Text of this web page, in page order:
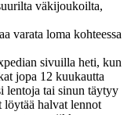
väkijoukoilta,
varata loma kohteessa
sivuilla heti, kun
jopa 12 kuukautta
lentoja tai sinun täytyy
löytää halvat lennot